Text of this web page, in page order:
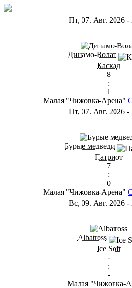
Пт, 07. Авг. 2026 -
Динамо-Волат
Каскад
8
:
1
Малая "Чижовка-Арена"
Пт, 07. Авг. 2026 -
Бурые медведи
Патриот
7
:
0
Малая "Чижовка-Арена"
Вс, 09. Авг. 2026 -
Albatross
Ice Soft
-
:
-
Малая "Чижовка-